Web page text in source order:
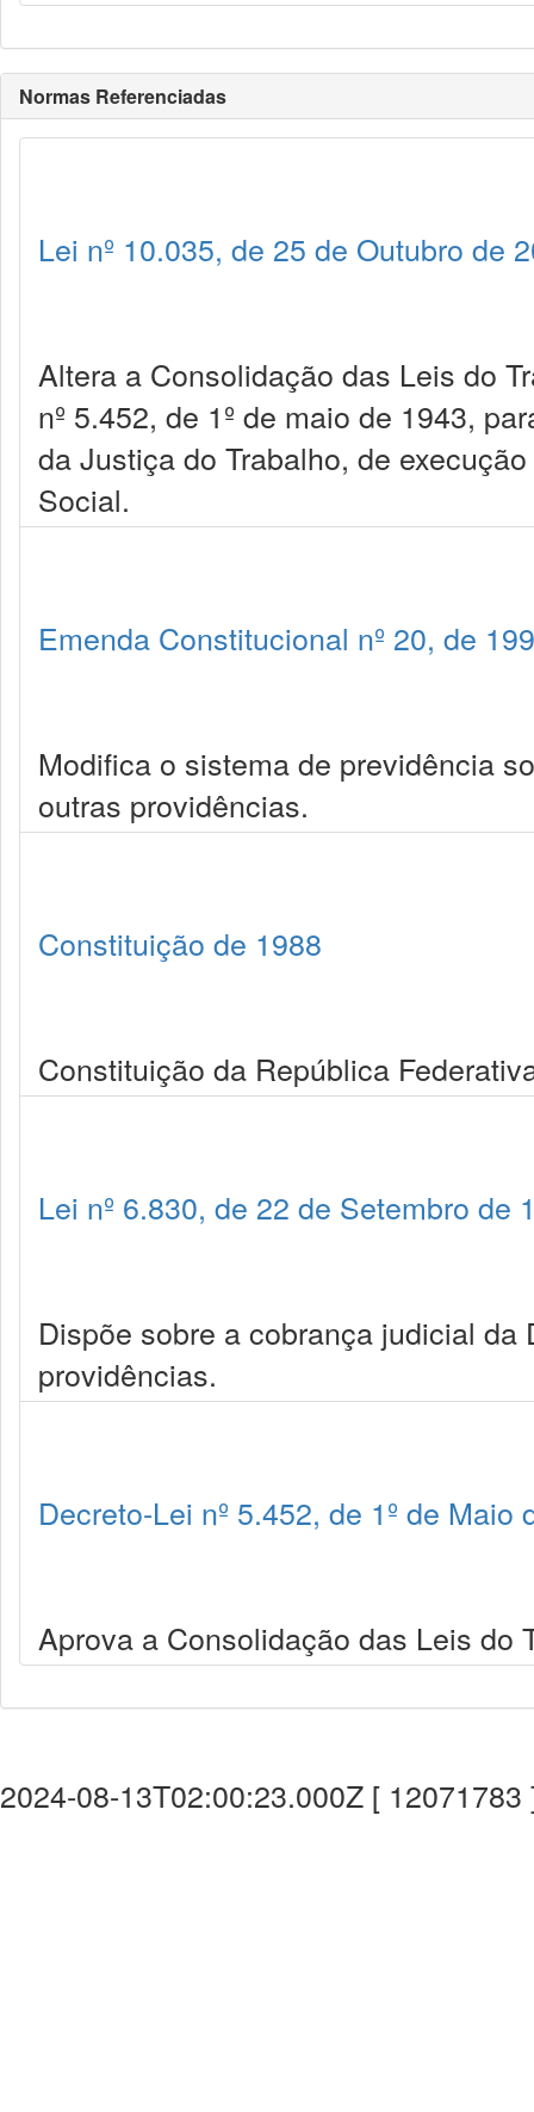
Normas Referenciadas
Lei nº 10.035, de 25 de Outubro de
Altera a Consolidação das Leis do
nº 5.452, de 1º de maio de 1943,
da Justiça do Trabalho, de
Social.
Emenda Constitucional nº 20, de
Modifica o sistema de previdência
outras providências.
Constituição de 1988
Constituição da República
Lei nº 6.830, de 22 de Setembro de
Dispõe sobre a cobrança judicial
providências.
Decreto-Lei nº 5.452, de 1º de Maio
Aprova a Consolidação das Leis do
2024-08-13T02:00:23.000Z [ 12071783